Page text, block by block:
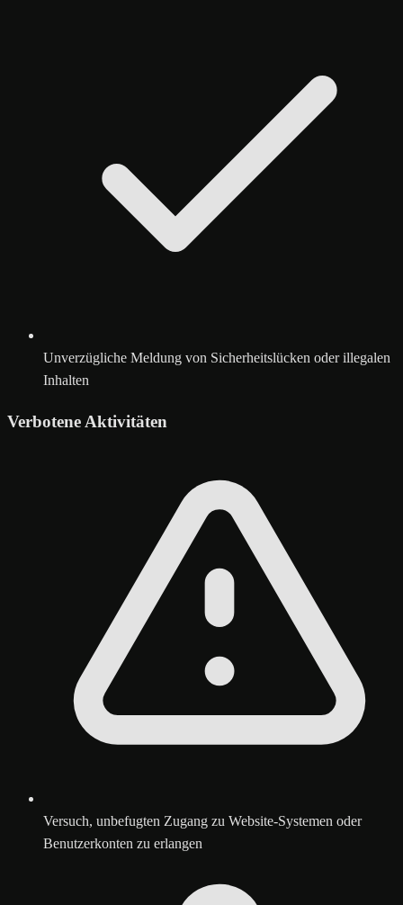
Unverzügliche Meldung von Sicherheitslücken oder illegalen
Inhalten
Verbotene Aktivitäten
Versuch, unbefugten Zugang zu Website-Systemen oder
Benutzerkonten zu erlangen